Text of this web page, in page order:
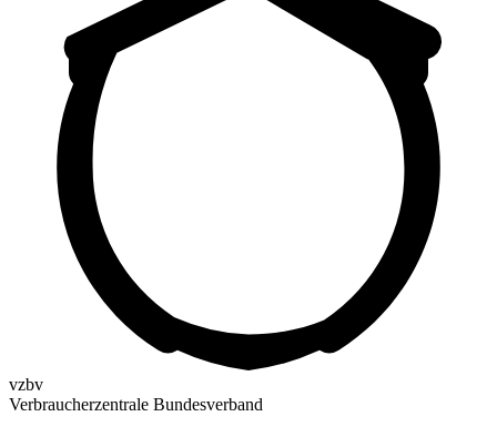
vzbv
Verbraucherzentrale Bundesverband